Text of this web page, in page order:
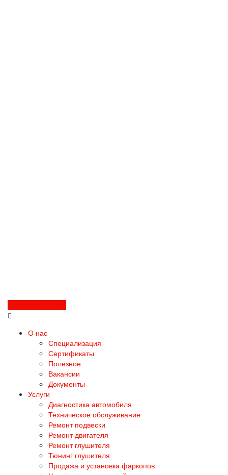
О нас
Специализация
Сертификаты
Полезное
Вакансии
Документы
Услуги
Диагностика автомобиля
Техническое обслуживание
Ремонт подвески
Ремонт двигателя
Ремонт глушителя
Тюнинг глушителя
Продажа и установка фаркопов